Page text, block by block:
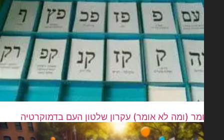
(ומה לא אומר) עקרון שלטון העם בדמוקרטיה